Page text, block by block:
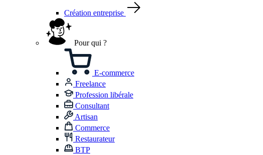
Création entreprise
Pour qui ?
E-commerce
Freelance
Profession libérale
Consultant
Artisan
Commerce
Restaurateur
BTP